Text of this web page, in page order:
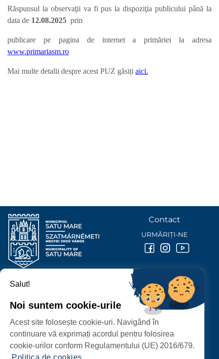
Răspunsul la observaţii va fi pus la dispoziţia publicului până la
data de 12.08.2025 prin
publicare pe pagina de internet a primăriei la adresa
www.primariasm.ro
Mai multe detalii despre acest PUZ găsiți aici.
PROTECȚIA DATELOR PERSONALE
PRIMĂRIA MUNICIPIULUI
P-ȚA 25 OCTOMBRIE, NR. 1 CORP M, 440026 SATU MARE
Contact
URMĂRIȚI-NE
Salut!
Noi suntem cookie-urile
Acest site folosește cookie-uri. Navigând în
continuare vă exprimați acordul pentru folosirea
cookie-urilor conform Regulamentului (UE) 2016/679.
Politica de cookies